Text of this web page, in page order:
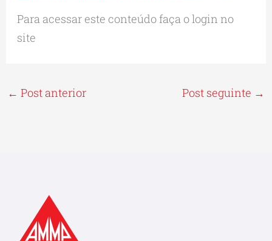
Para acessar este conteúdo faça o login no
site
← Post anterior Post seguinte →